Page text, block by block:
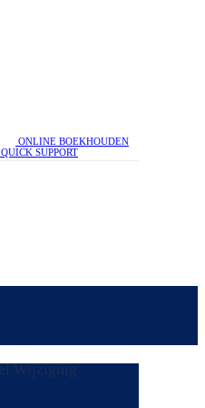
ONLINE BOEKHOUDEN
QUICK SUPPORT